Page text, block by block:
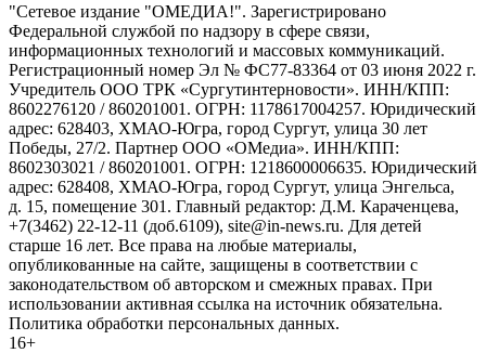
"Сетевое издание "ОМЕДИА!". Зарегистрировано
Федеральной службой по надзору в сфере связи,
информационных технологий и массовых коммуникаций.
Регистрационный номер Эл № ФС77-83364 от 03 июня 2022 г.
Учредитель ООО ТРК «Сургутинтерновости». ИНН/КПП:
8602276120 / 860201001. ОГРН: 1178617004257. Юридический
адрес: 628403, ХМАО-Югра, город Сургут, улица 30 лет
Победы, 27/2. Партнер ООО «ОМедиа». ИНН/КПП:
8602303021 / 860201001. ОГРН: 1218600006635. Юридический
адрес: 628408, ХМАО-Югра, город Сургут, улица Энгельса,
д. 15, помещение 301. Главный редактор: Д.М. Караченцева,
+7(3462) 22-12-11 (доб.6109), site@in-news.ru. Для детей
старше 16 лет. Все права на любые материалы,
опубликованные на сайте, защищены в соответствии с
законодательством об авторском и смежных правах. При
использовании активная ссылка на источник обязательна.
Политика обработки персональных данных.
16+